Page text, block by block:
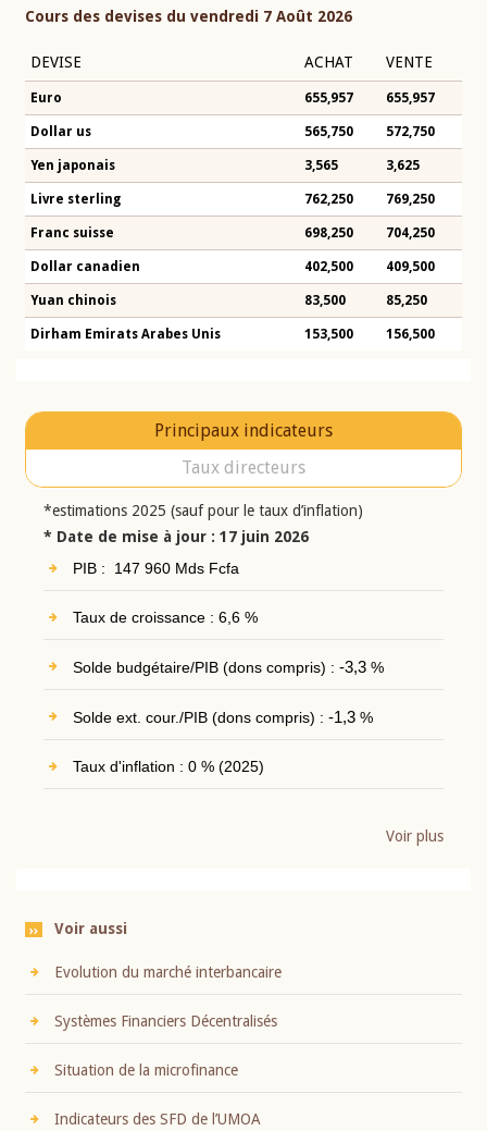
Cours des devises du vendredi 7 Août 2026
DEVISE ACHAT VENTE
Euro 655,957 655,957
Dollar us 565,750 572,750
Yen japonais 3,565 3,625
Livre sterling 762,250 769,250
Franc suisse 698,250 704,250
Dollar canadien 402,500 409,500
Yuan chinois 83,500 85,250
Dirham Emirats Arabes Unis 153,500 156,500
Principaux indicateurs
Taux directeurs
*estimations 2025 (sauf pour le taux d’inflation)
* Date de mise à jour : 17 juin 2026
PIB : 147 960 Mds Fcfa
Taux de croissance : 6,6 %
Solde budgétaire/PIB (dons compris) : -3,3%
Solde ext. cour./PIB (dons compris) : -1,3%
Taux d'inflation : 0 % (2025)
Voir plus
Voir aussi
Evolution du marché interbancaire
Systèmes Financiers Décentralisés
Situation de la microfinance
Indicateurs des SFD de l’UMOA